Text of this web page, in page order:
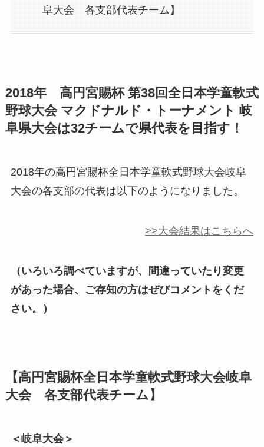
阜大会 各支部代表チーム】
2018年 高円宮賜杯 第38回全日本学童軟式
野球大会 マクドナルド・トーナメント 岐
阜県大会は32チームで県代表を目指す！
2018年の高円宮賜杯全日本学童軟式野球大会岐阜
大会の各支部の代表は以下のようになりました。
>>大会結果はこちらへ
（いろいろ調べていますが、間違っていたり変更
があった場合、ご存知の方はぜびコメントをくだ
さい。）
【高円宮賜杯全日本学童軟式野球大会岐阜
大会 各支部代表チーム】
＜岐阜大会＞